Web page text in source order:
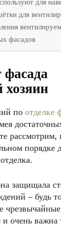
для
для
фасадов
фасада
хозяин
по отделке
рассмотрим,
порядке
защищала
– будь
чрезвычайные
очень важна